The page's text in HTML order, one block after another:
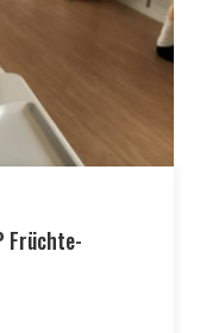
Früchte-